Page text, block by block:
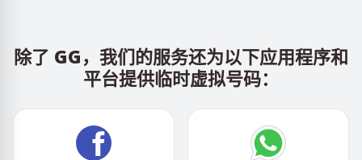
除了 GG，我们的服务还为以下应用程序和
平台提供临时虚拟号码：